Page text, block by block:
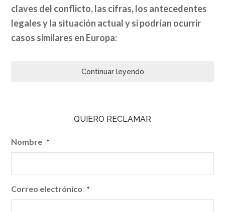
claves del conflicto, las cifras, los antecedentes
legales y la situación actual y si podrían ocurrir
casos similares en Europa:
Continuar leyendo
QUIERO RECLAMAR
Nombre *
Correo electrónico *